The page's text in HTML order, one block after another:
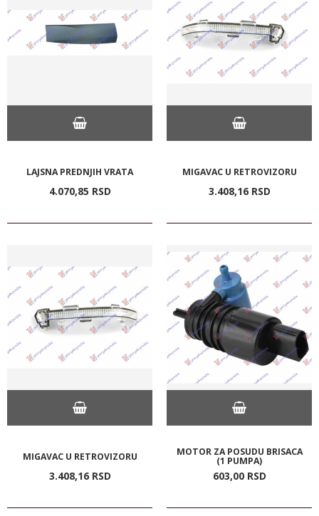
LAJSNA PREDNJIH VRATA
4.070,85 RSD
MIGAVAC U RETROVIZORU
3.408,16 RSD
MIGAVAC U RETROVIZORU
3.408,16 RSD
MOTOR ZA POSUDU BRISACA
(1 PUMPA)
603,00 RSD